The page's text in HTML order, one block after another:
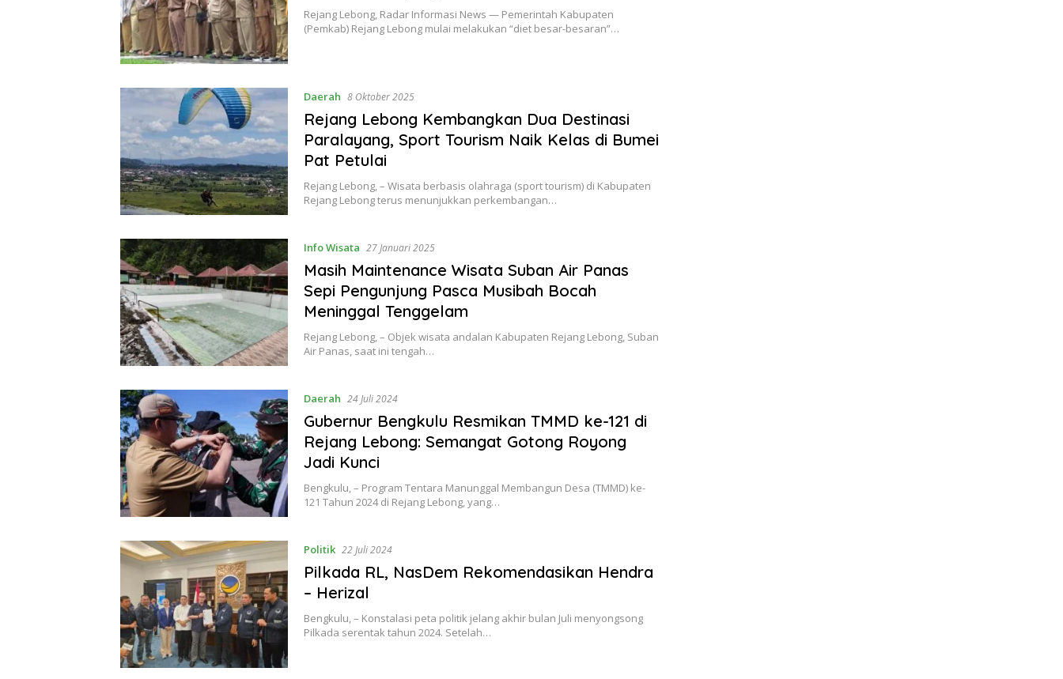
Rejang Lebong, Radar Informasi News — Pemerintah Kabupaten
(Pemkab) Rejang Lebong mulai melakukan “diet besar-besaran”…
Daerah 8 Oktober 2025
Rejang Lebong Kembangkan Dua Destinasi
Paralayang, Sport Tourism Naik Kelas di Bumei
Pat Petulai
Rejang Lebong, – Wisata berbasis olahraga (sport tourism) di Kabupaten
Rejang Lebong terus menunjukkan perkembangan…
Info Wisata 27 Januari 2025
Masih Maintenance Wisata Suban Air Panas
Sepi Pengunjung Pasca Musibah Bocah
Meninggal Tenggelam
Rejang Lebong, – Objek wisata andalan Kabupaten Rejang Lebong, Suban
Air Panas, saat ini tengah…
Daerah 24 Juli 2024
Gubernur Bengkulu Resmikan TMMD ke-121 di
Rejang Lebong: Semangat Gotong Royong
Jadi Kunci
Bengkulu, – Program Tentara Manunggal Membangun Desa (TMMD) ke-
121 Tahun 2024 di Rejang Lebong, yang…
Politik 22 Juli 2024
Pilkada RL, NasDem Rekomendasikan Hendra
– Herizal
Bengkulu, – Konstalasi peta politik jelang akhir bulan Juli menyongsong
Pilkada serentak tahun 2024. Setelah…